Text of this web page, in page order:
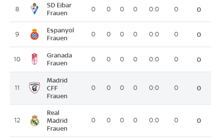
8
SD Eibar
Frauen
0 0 0 0 0:0 0 0
9
Espanyol
Frauen
0 0 0 0 0:0 0 0
10
Granada
Frauen
0 0 0 0 0:0 0 0
11
Madrid
CFF
Frauen
0 0 0 0 0:0 0 0
12
Real
Madrid
Frauen
0 0 0 0 0:0 0 0